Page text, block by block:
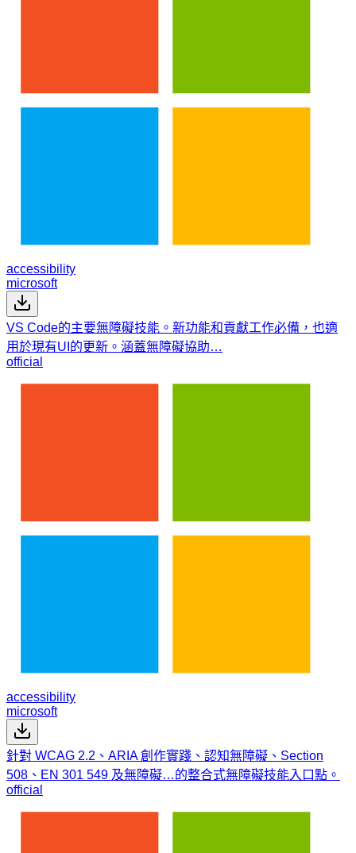
accessibility
microsoft
VS Code的主要無障礙技能。新功能和貢獻工作必備，也適
用於現有UI的更新。涵蓋無障礙協助…
official
accessibility
microsoft
針對 WCAG 2.2、ARIA 創作實踐、認知無障礙、Section
508、EN 301 549 及無障礙…的整合式無障礙技能入口點。
official